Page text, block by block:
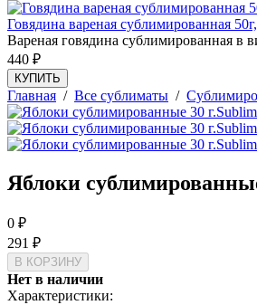
Говядина вареная сублимированная
Вареная говядина сублимированная в
440 ₽
КУПИТЬ
Главная / Все сублиматы /
Яблоки
0 ₽
291 ₽
Нет в наличии
Характеристики: